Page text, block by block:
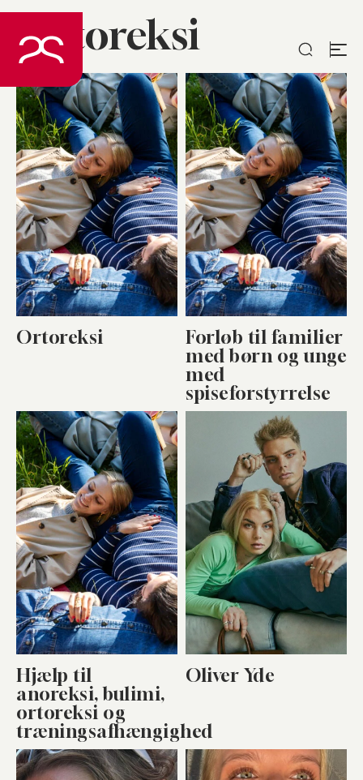
indhold
Ortoreksi
Ortoreksi
Forløb til familier
med børn og unge
med
spiseforstyrrelse
Hjælp til
anoreksi, bulimi,
ortoreksi og
træningsafhængighed
Oliver Yde